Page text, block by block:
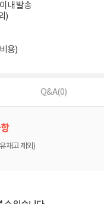
내 발송
)
용)
Q&A(0)
재고 제외)